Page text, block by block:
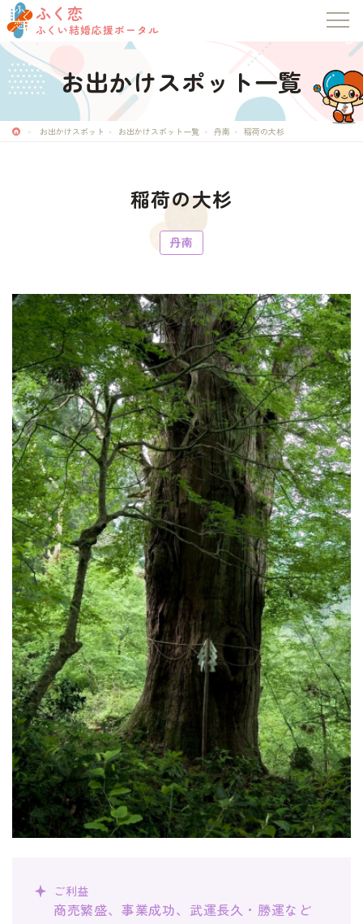
ふく恋
ふくい結婚応援ポータル
ふくい結婚応援ポータル
お知らせ
マッチングシステム
成婚者の声
イベント・セミナー
婚活支援事業
お役立ち情報
その他
ふくい婚活サポートセンターについて
このサイトについて・問合せ先
プライバシーポリシー
サイトマップ
お出かけスポット一覧
お出かけスポット お出かけスポット一覧 丹南 稲荷の大杉
稲荷の大杉
丹南
商売繁盛、事業成功、武運長久・勝運など